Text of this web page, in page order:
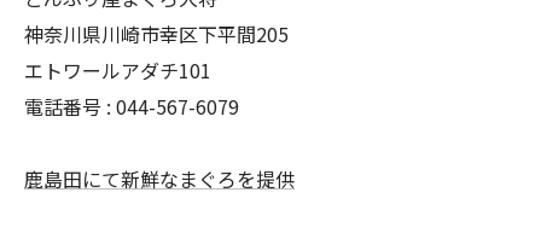
神奈川県川崎市幸区下平間205
エトワールアダチ101
電話番号 : 044-567-6079
鹿島田にて新鮮なまぐろを提供